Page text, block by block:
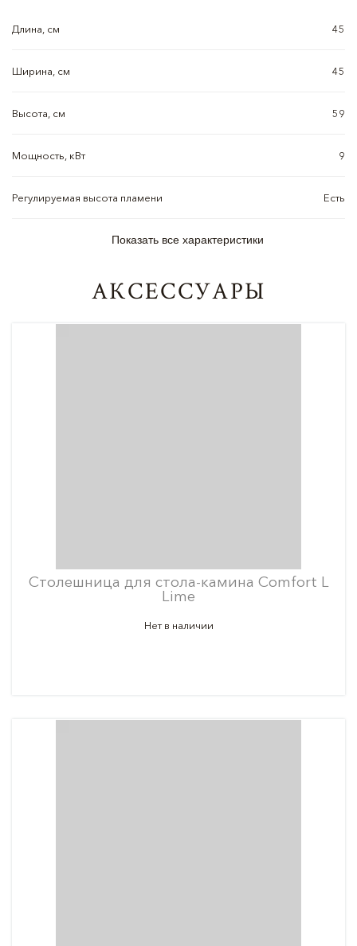
Длина, см 45
Ширина, см 45
Высота, см 59
Мощность, кВт 9
Регулируемая высота пламени Есть
Показать все характеристики
АКСЕССУАРЫ
Столешница для стола-камина Comfort L
Lime
Нет в наличии